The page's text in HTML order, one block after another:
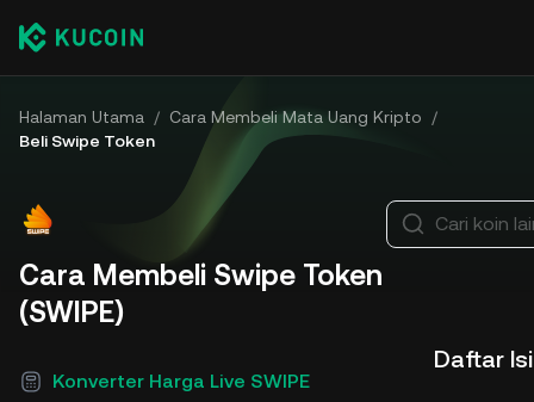
Halaman Utama / Cara Membeli Mata Uang Kripto
/
Beli Swipe Token
Cara Membeli Swipe Token
(SWIPE)
Konverter Harga Live SWIPE
Cari koin
Daftar Isi